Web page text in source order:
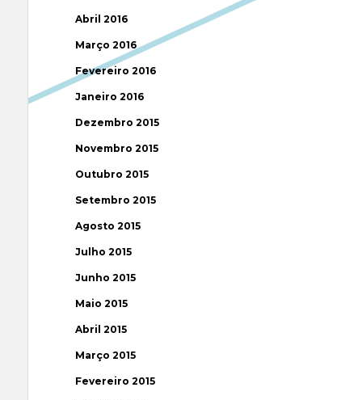
Abril 2016
Março 2016
Fevereiro 2016
Janeiro 2016
Dezembro 2015
Novembro 2015
Outubro 2015
Setembro 2015
Agosto 2015
Julho 2015
Junho 2015
Maio 2015
Abril 2015
Março 2015
Fevereiro 2015